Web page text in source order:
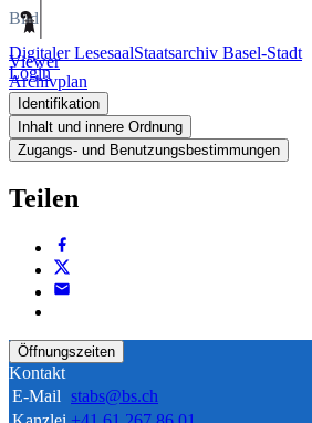
Digitaler LesesaalStaatsarchiv Basel-Stadt
Login
Bild
Viewer
Archivplan
Identifikation
Inhalt und innere Ordnung
Zugangs- und Benutzungsbestimmungen
Teilen
Öffnungszeiten
Kontakt
E-Mail stabs@bs.ch